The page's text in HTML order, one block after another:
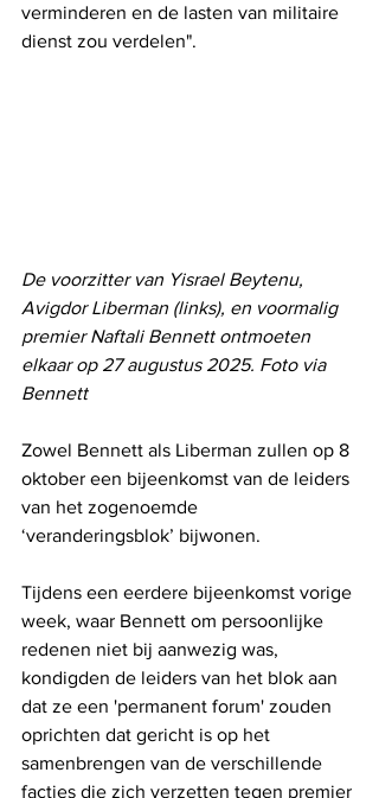
verminderen en de lasten van militaire
dienst zou verdelen".
De voorzitter van Yisrael Beytenu,
Avigdor Liberman (links), en voormalig
premier Naftali Bennett ontmoeten
elkaar op 27 augustus 2025. Foto via
Bennett
Zowel Bennett als Liberman zullen op 8
oktober een bijeenkomst van de leiders
van het zogenoemde
‘veranderingsblok’ bijwonen.
Tijdens een eerdere bijeenkomst vorige
week, waar Bennett om persoonlijke
redenen niet bij aanwezig was,
kondigden de leiders van het blok aan
dat ze een 'permanent forum' zouden
oprichten dat gericht is op het
samenbrengen van de verschillende
facties die zich verzetten tegen premier